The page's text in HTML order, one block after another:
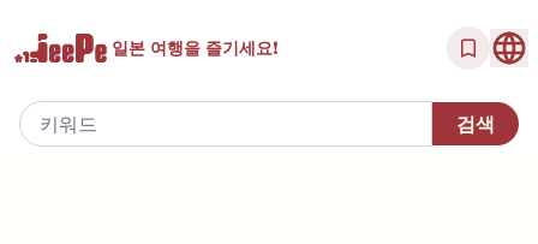
일본 여행을 즐기세요!